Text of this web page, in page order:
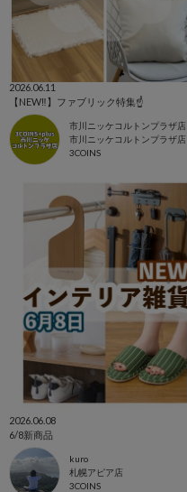
2026.06.11
【NEW‼️】ファブリック特集☝️
市川ニッケコルトンプラザ店
市川ニッケコルトンプラザ店
3COINS
2026.06.08
6/8新商品
kuro
札幌アピア店
3COINS